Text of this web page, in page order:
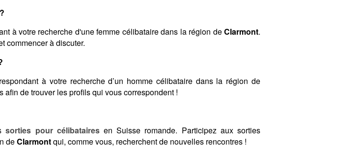
à votre recherche d'une femme célibataire dans la région deClarmont.
commencer à discuter.
à votre recherche d’un homme célibataire dans la région de
de trouver les profils qui vous correspondent !
sorties pour célibatairesen Suisse romande. Participez aux sorties
deClarmontqui, comme vous, recherchent de nouvelles rencontres !